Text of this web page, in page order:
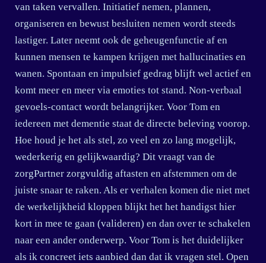
van taken vervallen. Initiatief nemen, plannen,
organiseren en bewust besluiten nemen wordt steeds
lastiger. Later neemt ook de geheugenfunctie af en
kunnen mensen te kampen krijgen met hallucinaties en
wanen. Spontaan en impulsief gedrag blijft wel actief en
komt meer en meer via emoties tot stand. Non-verbaal
gevoels-contact wordt belangrijker. Voor Tom en
iedereen met dementie staat de directe beleving voorop.
Hoe houd je het als stel, zo veel en zo lang mogelijk,
wederkerig en gelijkwaardig? Dit vraagt van de
zorgPartner zorgvuldig aftasten en afstemmen om de
juiste snaar te raken. Als er verhalen komen die niet met
de werkelijkheid kloppen blijkt het het handigst hier
kort in mee te gaan (valideren) en dan over te schakelen
naar een ander onderwerp. Voor Tom is het duidelijker
als ik concreet iets aanbied dan dat ik vragen stel. Open